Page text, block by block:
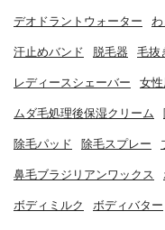
デオドラントウォーター
汗止めバンド 脱毛器 毛抜
レディースシェーバー 女
ムダ毛処理後保湿クリーム
除毛パッド 除毛スプレー
鼻毛ブラジリアンワックス
ボディミルク ボディバター